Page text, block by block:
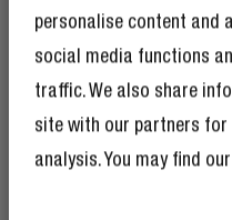
personalise content and
social media functions
traffic. We also share
site with our partners
analysis. You may find our